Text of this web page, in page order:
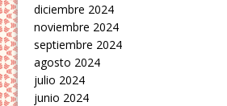
diciembre 2024
noviembre 2024
septiembre 2024
agosto 2024
julio 2024
junio 2024